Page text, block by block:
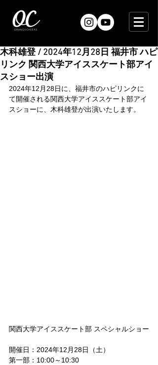
木科雄登 / 2024年12月28日 福井市 ハピ
リンク 関西大学アイススケート部アイ
スショー出演
2024年12月28日に、福井市のハピリンクに
て開催される関西大学アイススケート部アイ
スショーに、木科雄登が出演いたします。
関西大学アイススケート部 スペシャルショー
開催日：2024年12月28日（土）
第一部：10:00～10:30